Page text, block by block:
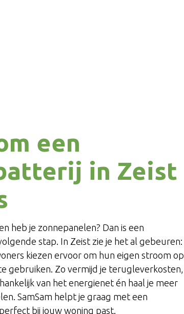
een
in Zeist
heb je zonnepanelen? Dan is een
stap. In Zeist zie je het al gebeuren:
kiezen ervoor om hun eigen stroom op
gebruiken. Zo vermijd je terugleverkosten,
van het energienet én haal je meer
SamSam helpt je graag met een
bij jouw woning past.